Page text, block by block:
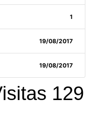
1
19/08/2017
19/08/2017
129